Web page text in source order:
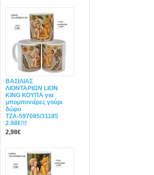
ΒΑΣΙΛΙΑΣ
ΛΙΟΝΤΑΡΙΩΝ LION
KING ΚΟΥΠΑ για
μπομπονιέρες γούρι
δώρο
ΤΖΑ-597085/31185
2.98€!!!
2,98€